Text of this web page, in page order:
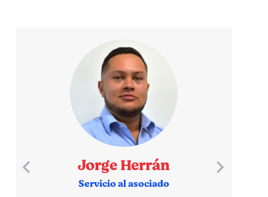
Jorge Herrán
Servicio al asociado